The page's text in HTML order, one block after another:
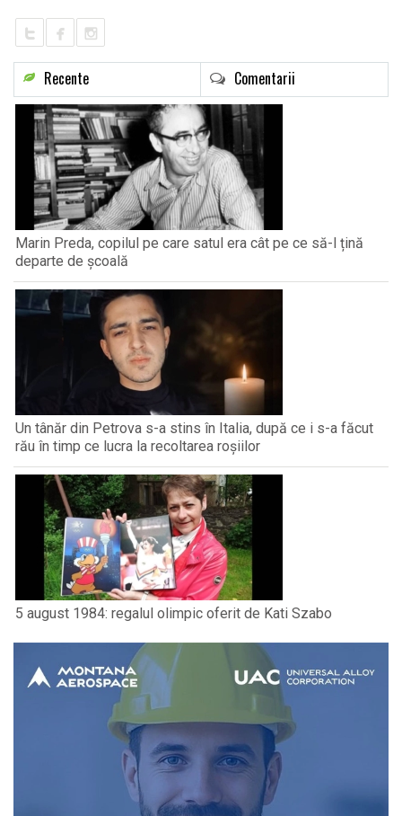
Recente Comentarii
Marin Preda, copilul pe care satul era cât pe ce să-l țină
departe de școală
Un tânăr din Petrova s-a stins în Italia, după ce i s-a făcut
rău în timp ce lucra la recoltarea roșiilor
5 august 1984: regalul olimpic oferit de Kati Szabo